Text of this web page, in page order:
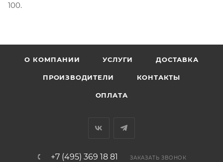
100.
О КОМПАНИИ УСЛУГИ ДОСТАВКА
ПРОИЗВОДИТЕЛИ КОНТАКТЫ
ОПЛАТА
+7 (495) 369 18 81 ЗАКАЗАТЬ ЗВОНОК